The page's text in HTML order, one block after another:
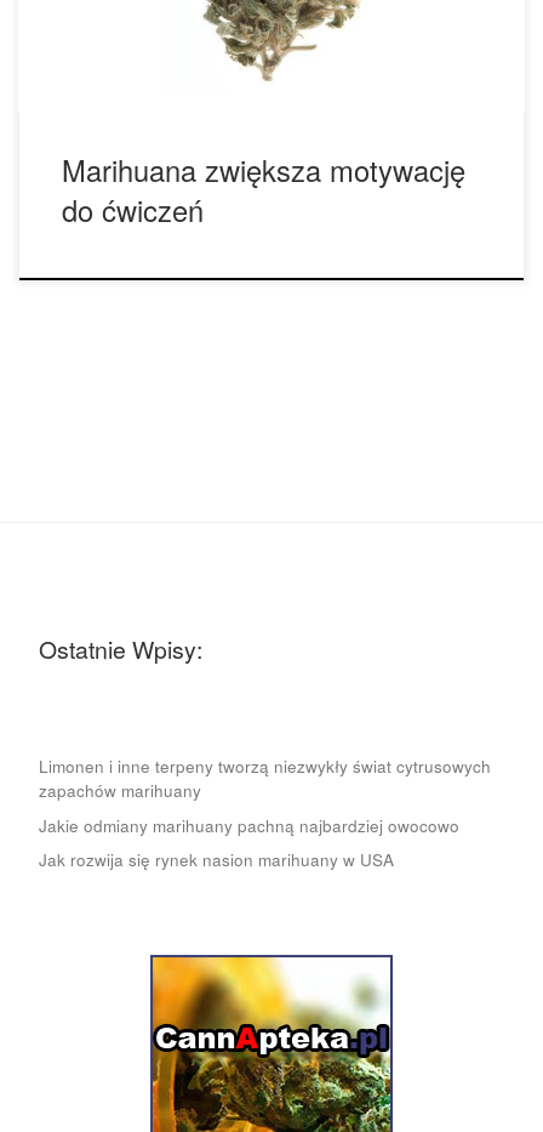
wykonywania lepszych treningów. Naukowcy […]
Marihuana zwiększa motywację
do ćwiczeń
Ostatnie Wpisy:
Limonen i inne terpeny tworzą niezwykły świat cytrusowych
zapachów marihuany
Jakie odmiany marihuany pachną najbardziej owocowo
Jak rozwija się rynek nasion marihuany w USA